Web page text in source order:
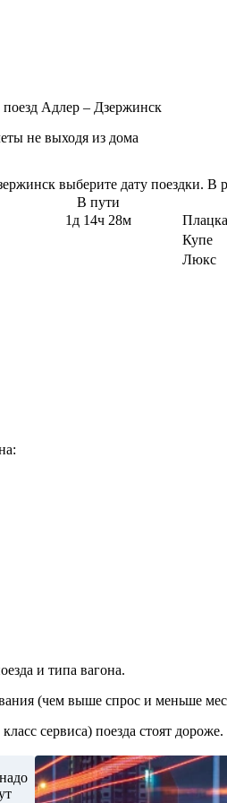
Адлер – Дзержинск
не выходя из дома
выберите дату поездки. В
В пути
1д 14ч 28м
Купе
Люкс
и типа вагона.
(чем выше спрос и меньше
сервиса) поезда стоят дороже.